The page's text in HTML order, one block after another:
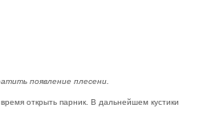
появление плесени.
открыть парник. В дальнейшем кустики